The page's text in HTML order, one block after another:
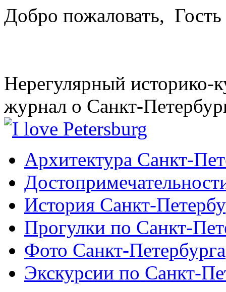
Добро пожаловать, Гость
Нерегулярный историко-
журнал о Санкт-
Архитектура Санкт-
История Санкт-
Прогулки по Санкт-
Фото Санкт-Петербурга
Экскурсии по Санкт-